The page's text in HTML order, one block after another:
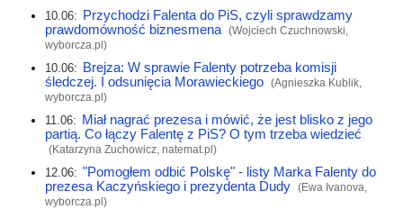
10.06: Przychodzi Falenta do PiS, czyli sprawdzamy
prawdomówność biznesmena (Wojciech Czuchnowski,
wyborcza.pl)
10.06: Brejza: W sprawie Falenty potrzeba komisji
śledczej. I odsunięcia Morawieckiego (Agnieszka Kublik,
wyborcza.pl)
11.06: Miał nagrać prezesa i mówić, że jest blisko z jego
partią. Co łączy Falentę z PiS? O tym trzeba wiedzieć
(Katarzyna Zuchowicz, natemat.pl)
12.06: "Pomogłem odbić Polskę" - listy Marka Falenty do
prezesa Kaczyńskiego i prezydenta Dudy (Ewa Ivanova,
wyborcza.pl)